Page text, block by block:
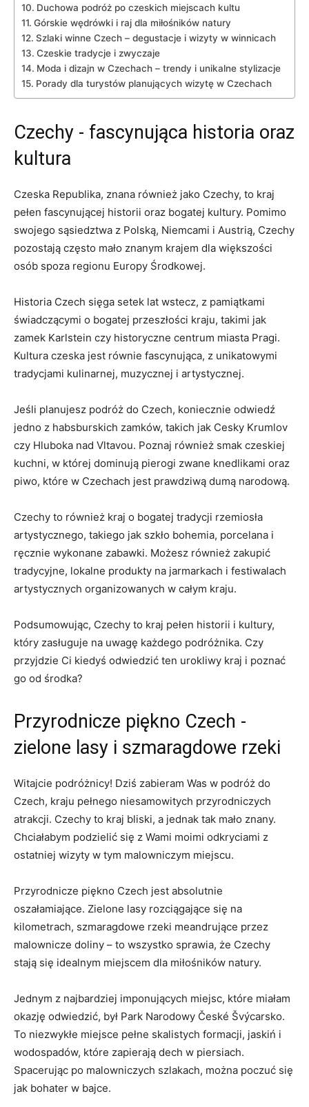
Duchowa podróż po ⁢czeskich miejscach kultu
Górskie wędrówki i ‌raj⁣ dla miłośników natury
Szlaki winne Czech – degustacje​ i wizyty w⁢ winnicach
Czeskie‌ tradycje i zwyczaje
Moda i dizajn w ⁤Czechach – trendy i ​unikalne stylizacje
Porady dla ⁢turystów planujących wizytę w Czechach
Czechy ‍- fascynująca historia oraz
kultura
Czeska‌ Republika, znana również jako Czechy, to ‍kraj⁢
pełen fascynującej historii oraz bogatej ‍kultury. Pomimo
swojego sąsiedztwa z Polską, Niemcami i Austrią, Czechy
pozostają często mało znanym krajem dla większości
osób ⁤spoza ⁢regionu Europy ‌Środkowej.
Historia Czech sięga setek⁢ lat ​wstecz, z​ pamiątkami
świadczącymi⁤ o bogatej przeszłości kraju, ⁢takimi jak
zamek ‌Karlstein ⁢czy historyczne centrum⁢ miasta Pragi.
Kultura czeska jest równie⁤ fascynująca, z unikatowymi
‌tradycjami‍ kulinarnej, muzycznej i artystycznej.
Jeśli planujesz podróż do‍ Czech,‍ koniecznie odwiedź
jedno ⁢z ⁣habsburskich zamków, takich jak⁣ Cesky Krumlov⁤
czy Hluboka nad Vltavou. Poznaj również smak czeskiej
kuchni, w której ⁢dominują pierogi ⁣zwane ‍knedlikami ‍oraz
piwo, które ⁣w ‍Czechach jest ‌prawdziwą dumą narodową.
Czechy to również⁢ kraj ​o bogatej tradycji rzemiosła
artystycznego, takiego jak szkło ‌bohemia, porcelana i
ręcznie ⁢wykonane zabawki. Możesz również zakupić
tradycyjne, lokalne produkty na jarmarkach i festiwalach
⁤artystycznych organizowanych w całym kraju.
Podsumowując, Czechy to ‌kraj pełen historii i kultury,
‍który zasługuje na ⁤uwagę każdego podróżnika. ‍Czy
⁢przyjdzie Ci kiedyś odwiedzić ten urokliwy kraj ‌i ⁣poznać
go ⁢od środka?
Przyrodnicze piękno‍ Czech ⁣-
⁣zielone lasy i⁤ szmaragdowe ‌rzeki
Witajcie podróżnicy! Dziś zabieram Was w podróż do
Czech, kraju pełnego niesamowitych przyrodniczych
‍atrakcji. Czechy ​to⁤ kraj bliski, a​ jednak tak⁣ mało znany.
Chciałabym podzielić się ⁣z Wami moimi odkryciami z
ostatniej wizyty w tym malowniczym miejscu.
Przyrodnicze piękno Czech jest absolutnie
oszałamiające. Zielone lasy rozciągające się na
kilometrach,⁤ szmaragdowe rzeki meandrujące przez
malownicze doliny – to⁢ wszystko sprawia,⁢ że Czechy
stają się idealnym⁣ miejscem dla miłośników ⁤natury.
Jednym z najbardziej imponujących miejsc, ‌które‍ miałam
okazję odwiedzić, był‌ Park ‌Narodowy České​ Švýcarsko.⁣
To niezwykłe miejsce pełne skalistych formacji, jaskiń‌ i
wodospadów,⁣ które zapierają dech w‍ piersiach.
Spacerując po ​malowniczych‌ szlakach, można ​poczuć się
jak bohater w bajce.